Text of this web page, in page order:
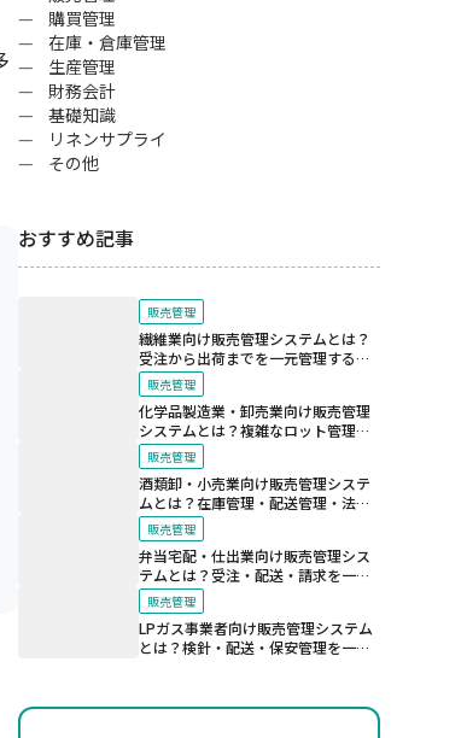
購買管理
在庫・倉庫管理
生産管理
財務会計
基礎知識
リネンサプライ
その他
おすすめ記事
販売管理
繊維業向け販売管理システムとは？
受注から出荷までを一元管理する仕
組み
販売管理
化学品製造業・卸売業向け販売管理
システムとは？複雑なロット管理と
法規制対応を支える仕組み
販売管理
酒類卸・小売業向け販売管理システ
ムとは？在庫管理・配送管理・法令
対応を効率化する仕組み
販売管理
弁当宅配・仕出業向け販売管理シス
テムとは？受注・配送・請求を一元
化する仕組み
販売管理
LPガス事業者向け販売管理システム
とは？検針・配送・保安管理を一元